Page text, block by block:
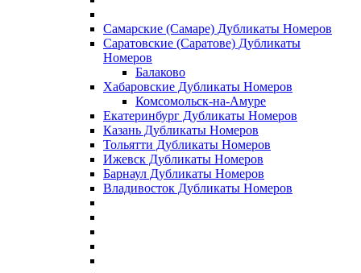
Самарские (Самаре) Дубликаты Номеров
Саратовские (Саратове) Дубликаты
Номеров
Балаково
Хабаровские Дубликаты Номеров
Комсомольск-на-Амуре
Екатеринбург Дубликаты Номеров
Казань Дубликаты Номеров
Тольятти Дубликаты Номеров
Ижевск Дубликаты Номеров
Барнаул Дубликаты Номеров
Владивосток Дубликаты Номеров